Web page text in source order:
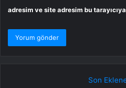
adresim ve site adresim bu
Son